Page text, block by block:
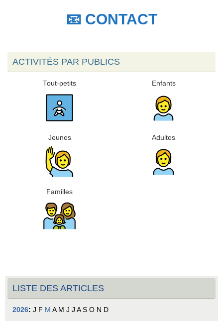
📧 CONTACT
ACTIVITÉS PAR PUBLICS
Tout-petits Enfants
Jeunes Adultes
Familles
LISTE DES ARTICLES
2026: J F M A M J J A S O N D